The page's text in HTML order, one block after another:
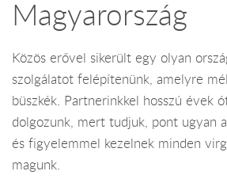
Magyarország
Közös erővel sikerült egy olyan
szolgálatot felépítenünk, amelyre
büszkék. Partnerinkkel hosszú évek
dolgozunk, mert tudjuk, pont ugyan
és figyelemmel kezelnek minden
magunk.